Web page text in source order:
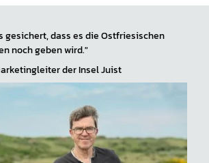
gesichert, dass es die Ostfriesischen
noch geben wird."
der Insel Juist